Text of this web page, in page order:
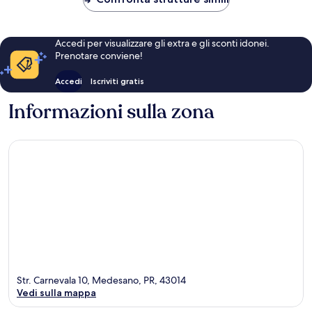
Accedi per visualizzare gli extra e gli sconti idonei.
Prenotare conviene!
Accedi Iscriviti gratis
Informazioni sulla zona
Str. Carnevala 10, Medesano, PR, 43014
Vedi sulla mappa